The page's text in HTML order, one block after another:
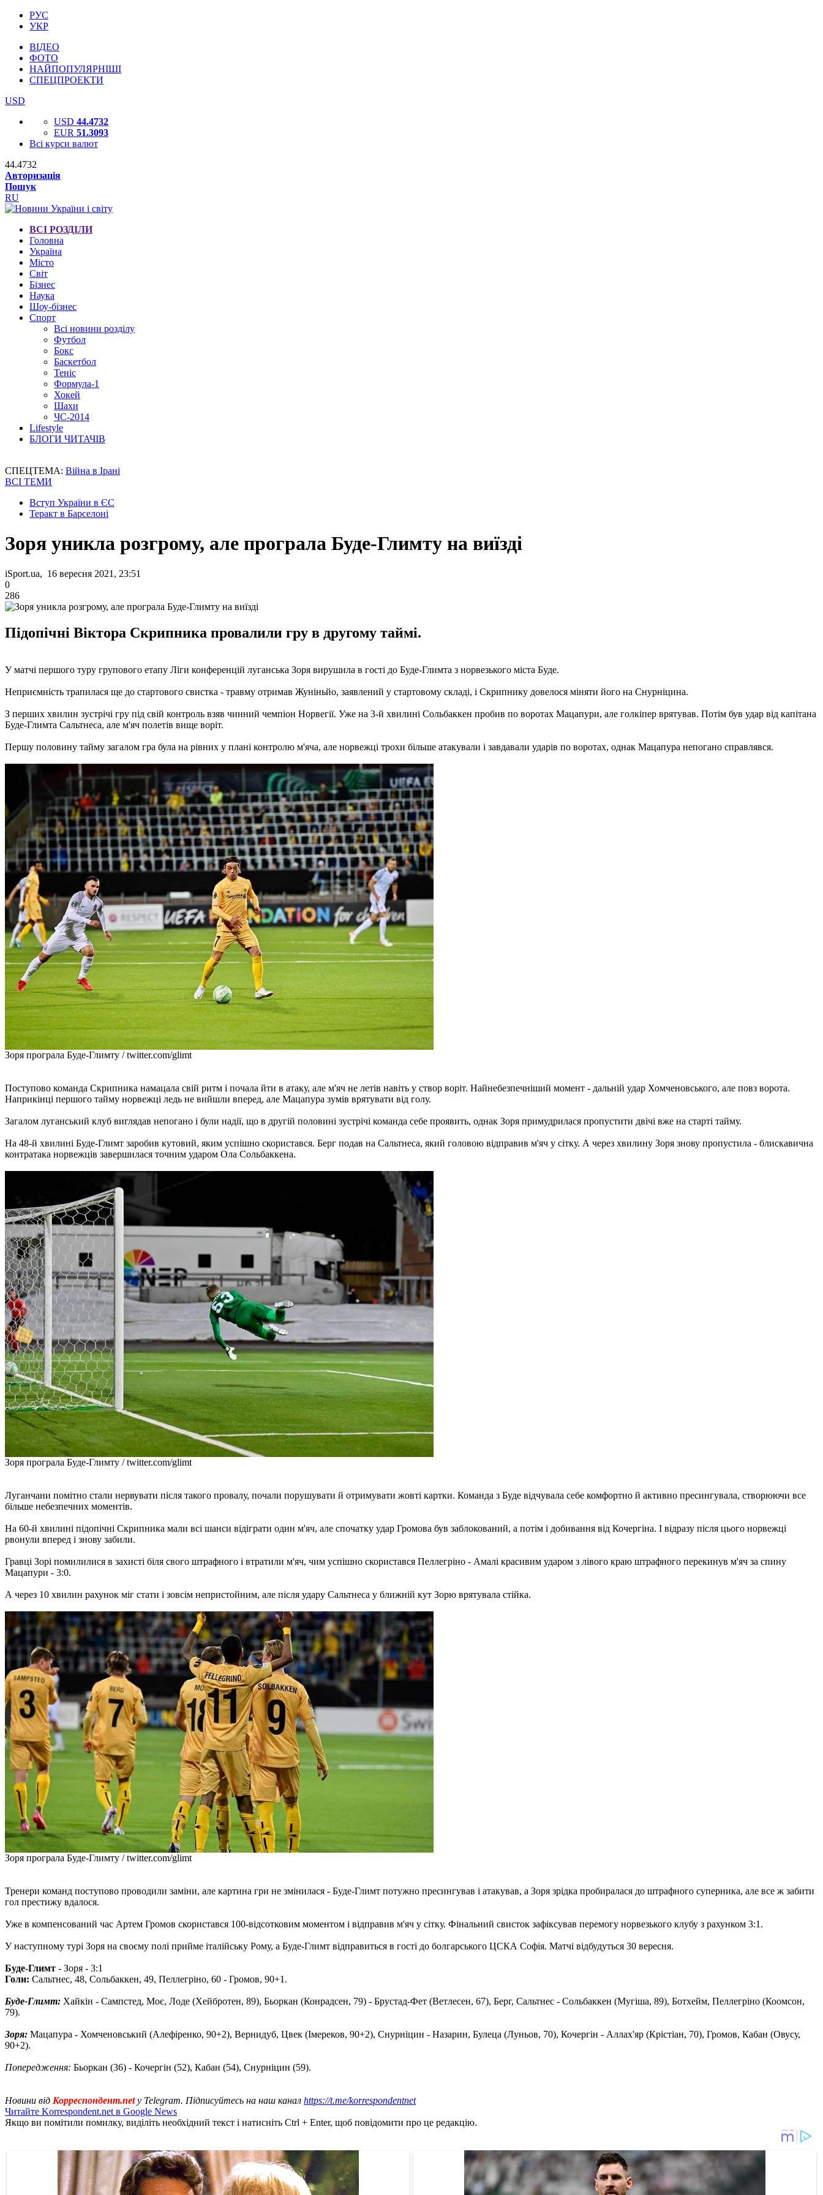
РУС
УКР
ВІДЕО
ФОТО
НАЙПОПУЛЯРНІШІ
СПЕЦПРОЕКТИ
USD
USD 44.4732
EUR 51.3093
Всі курси валют
44.4732
Авторизація
Пошук
RU
ВСІ РОЗДІЛИ
Головна
Україна
Місто
Світ
Бізнес
Наука
Шоу-бізнес
Спорт
Всі новини розділу
Футбол
Бокс
Баскетбол
Теніс
Формула-1
Хокей
Шахи
ЧС-2014
Lifestyle
БЛОГИ ЧИТАЧІВ
СПЕЦТЕМА: Війна в Ірані
ВСІ ТЕМИ
Вступ України в ЄС
Теракт в Барселоні
Зоря уникла розгрому, але програла Буде-Глимту на виїзді
iSport.ua, 16 вересня 2021, 23:51
0
286
Підопічні Віктора Скрипника провалили гру в другому таймі.
У матчі першого туру групового етапу Ліги конференцій луганська Зоря вирушила в гості до Буде-Глимта з норвезького міста Буде.
Неприємність трапилася ще до стартового свистка - травму отримав Жуніньйо, заявлений у стартовому складі, і Скрипнику довелося міняти його на Снурніцина.
З перших хвилин зустрічі гру під свій контроль взяв чинний чемпіон Норвегії. Уже на 3-й хвилині Сольбаккен пробив по воротах Мацапури, але голкіпер врятував. Потім був удар від капітана
Буде-Глимта Сальтнеса, але м'яч полетів вище воріт.
Першу половину тайму загалом гра була на рівних у плані контролю м'яча, але норвежці трохи більше атакували і завдавали ударів по воротах, однак Мацапура непогано справлявся.
Зоря програла Буде-Глимту / twitter.com/glimt
Поступово команда Скрипника намацала свій ритм і почала йти в атаку, але м'яч не летів навіть у створ воріт. Найнебезпечніший момент - дальній удар Хомченовського, але повз ворота.
Наприкінці першого тайму норвежці ледь не вийшли вперед, але Мацапура зумів врятувати від голу.
Загалом луганський клуб виглядав непогано і були надії, що в другій половині зустрічі команда себе проявить, однак Зоря примудрилася пропустити двічі вже на старті тайму.
На 48-й хвилині Буде-Глимт заробив кутовий, яким успішно скористався. Берг подав на Сальтнеса, який головою відправив м'яч у сітку. А через хвилину Зоря знову пропустила - блискавична
контратака норвежців завершилася точним ударом Ола Сольбаккена.
Зоря програла Буде-Глимту / twitter.com/glimt
Луганчани помітно стали нервувати після такого провалу, почали порушувати й отримувати жовті картки. Команда з Буде відчувала себе комфортно й активно пресингувала, створюючи все
більше небезпечних моментів.
На 60-й хвилині підопічні Скрипника мали всі шанси відіграти один м'яч, але спочатку удар Громова був заблокований, а потім і добивання від Кочергіна. І відразу після цього норвежці
рвонули вперед і знову забили.
Гравці Зорі помилилися в захисті біля свого штрафного і втратили м'яч, чим успішно скористався Пеллегріно - Амалі красивим ударом з лівого краю штрафного перекинув м'яч за спину
Мацапури - 3:0.
А через 10 хвилин рахунок міг стати і зовсім непристойним, але після удару Сальтнеса у ближній кут Зорю врятувала стійка.
Зоря програла Буде-Глимту / twitter.com/glimt
Тренери команд поступово проводили заміни, але картина гри не змінилася - Буде-Глимт потужно пресингував і атакував, а Зоря зрідка пробиралася до штрафного суперника, але все ж забити
гол престижу вдалося.
Уже в компенсований час Артем Громов скористався 100-відсотковим моментом і відправив м'яч у сітку. Фінальний свисток зафіксував перемогу норвезького клубу з рахунком 3:1.
У наступному турі Зоря на своєму полі прийме італійську Рому, а Буде-Глимт відправиться в гості до болгарського ЦСКА Софія. Матчі відбудуться 30 вересня.
Буде-Глимт - Зоря - 3:1
Голи: Сальтнес, 48, Сольбаккен, 49, Пеллегріно, 60 - Громов, 90+1.
Буде-Глимт: Хайкін - Сампстед, Моє, Лоде (Хейбротен, 89), Бьоркан (Конрадсен, 79) - Брустад-Фет (Ветлесен, 67), Берг, Сальтнес - Сольбаккен (Мугіша, 89), Ботхейм, Пеллегріно (Коомсон,
79).
Зоря: Мацапура - Хомченовський (Алефіренко, 90+2), Вернидуб, Цвек (Імереков, 90+2), Снурніцин - Назарин, Булеца (Луньов, 70), Кочергін - Аллах'яр (Крістіан, 70), Громов, Кабан (Овусу,
90+2).
Попередження: Бьоркан (36) - Кочергін (52), Кабан (54), Снурніцин (59).
Новини від Корреспондент.netу Telegram. Підписуйтесь на наш канал https://t.me/korrespondentnet
Читайте Korrespondent.net в Google News
Якщо ви помітили помилку, виділіть необхідний текст і натисніть Ctrl + Enter, щоб повідомити про це редакцію.